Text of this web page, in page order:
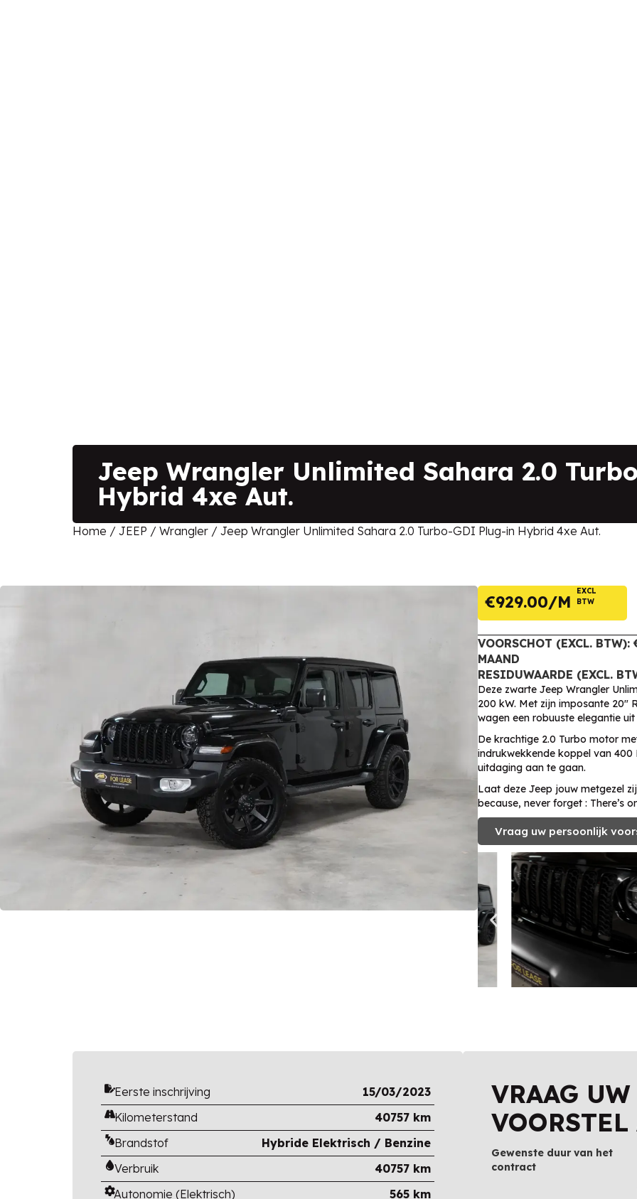
Jeep Wrangler Unlimited Sahara 2.0
Hybrid 4xe Aut.
Home / JEEP / Wrangler / Jeep Wrangler Unlimited Sahara 2.0 Turbo-GDI Plug-in Hybrid 4xe Aut.
€929.00
EXCL
BTW
VOORSCHOT (EXCL.
MAAND
RESIDUWAARDE (EXCL.
Deze zwarte Jeep Wrangler
200 kW. Met zijn imposante 20″
wagen een robuuste elegantie
De krachtige 2.0 Turbo motor
indrukwekkende koppel van
uitdaging aan te gaan.
Laat deze Jeep jouw metgezel
because, never forget : There’s
Vraag uw persoonlijk
Eerste inschrijving
15/03/2023
Kilometerstand
40757 km
Brandstof
Hybride Elektrisch / Benzine
Verbruik
40757 km
Autonomie (Elektrisch)
565 km
VRAAG
VOORSTEL
Gewenste duur van het
contract